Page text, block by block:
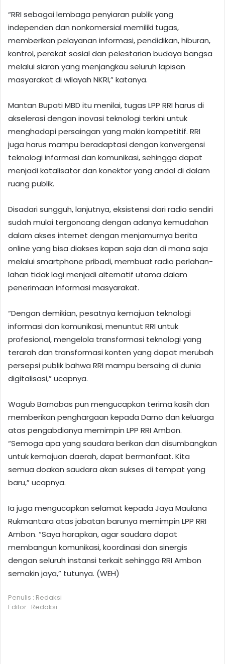
“RRI sebagai lembaga penyiaran publik yang
independen dan nonkomersial memiliki tugas,
memberikan pelayanan informasi, pendidikan, hiburan,
kontrol, perekat sosial dan pelestarian budaya bangsa
melalui siaran yang menjangkau seluruh lapisan
masyarakat di wilayah NKRI,” katanya.
Mantan Bupati MBD itu menilai, tugas LPP RRI harus di
akselerasi dengan inovasi teknologi terkini untuk
menghadapi persaingan yang makin kompetitif. RRI
juga harus mampu beradaptasi dengan konvergensi
teknologi informasi dan komunikasi, sehingga dapat
menjadi katalisator dan konektor yang andal di dalam
ruang publik.
Disadari sungguh, lanjutnya, eksistensi dari radio sendiri
sudah mulai tergoncang dengan adanya kemudahan
dalam akses internet dengan menjamurnya berita
online yang bisa diakses kapan saja dan di mana saja
melalui smartphone pribadi, membuat radio perlahan-
lahan tidak lagi menjadi alternatif utama dalam
penerimaan informasi masyarakat.
“Dengan demikian, pesatnya kemajuan teknologi
informasi dan komunikasi, menuntut RRI untuk
profesional, mengelola transformasi teknologi yang
terarah dan transformasi konten yang dapat merubah
persepsi publik bahwa RRI mampu bersaing di dunia
digitalisasi,” ucapnya.
Wagub Barnabas pun mengucapkan terima kasih dan
memberikan penghargaan kepada Darno dan keluarga
atas pengabdianya memimpin LPP RRI Ambon.
“Semoga apa yang saudara berikan dan disumbangkan
untuk kemajuan daerah, dapat bermanfaat. Kita
semua doakan saudara akan sukses di tempat yang
baru,” ucapnya.
Ia juga mengucapkan selamat kepada Jaya Maulana
Rukmantara atas jabatan barunya memimpin LPP RRI
Ambon. “Saya harapkan, agar saudara dapat
membangun komunikasi, koordinasi dan sinergis
dengan seluruh instansi terkait sehingga RRI Ambon
semakin jaya,” tutunya. (WEH)
Penulis : Redaksi
Editor : Redaksi